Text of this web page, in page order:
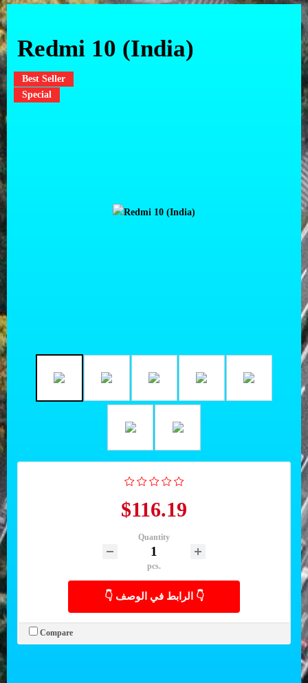
Redmi 10 (India)
Best Seller
Special
$116.19
Quantity
pcs.
👇 الرابط في الوصف 👇
Compare